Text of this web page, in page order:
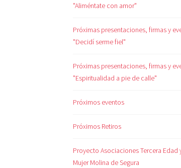
"Aliméntate con amor"
Próximas presentaciones, firmas y
"Decidí serme fiel"
Próximas presentaciones, firmas y
"Espiritualidad a pie de calle"
Próximos eventos
Próximos Retiros
Proyecto Asociaciones Tercera Edad
Mujer Molina de Segura